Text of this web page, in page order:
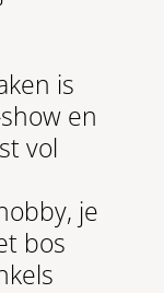
is
en
vol
je
bos